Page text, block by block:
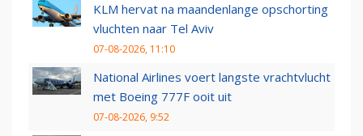
KLM hervat na maandenlange opschorting
vluchten naar Tel Aviv
07-08-2026, 11:10
National Airlines voert langste vrachtvlucht
met Boeing 777F ooit uit
07-08-2026, 9:52